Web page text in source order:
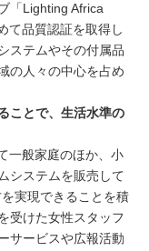
「Lighting Africa
て品質認証を取得し
ステムやその付属品
の人々の中心を占め
ことで、生活水準の
一般家庭のほか、小
システムを販売して
実現できることを積
受けた女性スタッフ
サービスや広報活動